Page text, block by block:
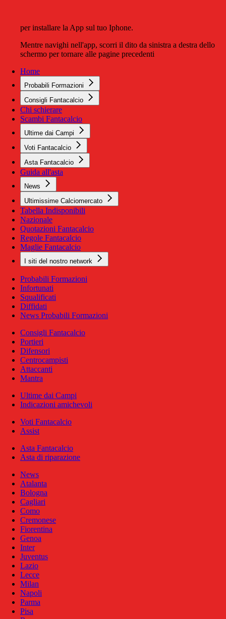
per installare la App sul tuo Iphone.
Mentre navighi nell'app, scorri il dito da sinistra a destra dello
schermo per tornare alle pagine precedenti
Home
Probabili Formazioni
Consigli Fantacalcio
Chi schierare
Scambi Fantacalcio
Ultime dai Campi
Voti Fantacalcio
Asta Fantacalcio
Guida all'asta
News
Ultimissime Calciomercato
Tabella Indisponibili
Nazionale
Quotazioni Fantacalcio
Regole Fantacalcio
Maglie Fantacalcio
I siti del nostro network
Probabili Formazioni
Infortunati
Squalificati
Diffidati
News Probabili Formazioni
Consigli Fantacalcio
Portieri
Difensori
Centrocampisti
Attaccanti
Mantra
Ultime dai Campi
Indicazioni amichevoli
Voti Fantacalcio
Assist
Asta Fantacalcio
Asta di riparazione
News
Atalanta
Bologna
Cagliari
Como
Cremonese
Fiorentina
Genoa
Inter
Juventus
Lazio
Lecce
Milan
Napoli
Parma
Pisa